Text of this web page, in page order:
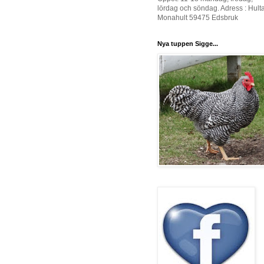
lördag och söndag. Adress :
Monahult 59475 Edsbruk
Nya tuppen Sigge...